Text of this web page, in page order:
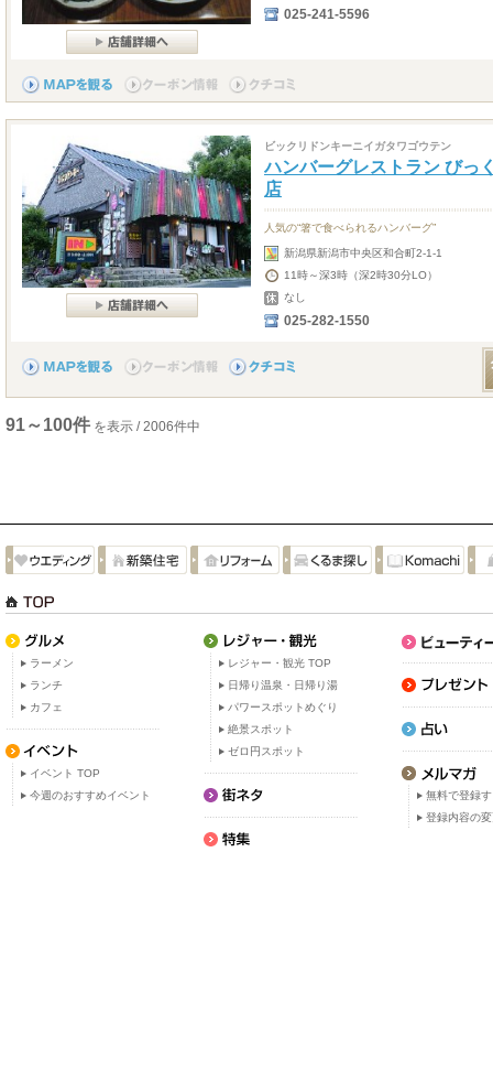
025-241-5596
ビックリドンキーニイガタワゴウテン
ハンバーグレストラン びっ
店
人気の“箸で食べられるハンバーグ”
新潟県新潟市中央区和合町2-1-1
11時～深3時（深2時30分LO）
なし
025-282-1550
91～100件 を表示 / 2006件中
ラーメン
ランチ
カフェ
イベント TOP
今週のおすすめイベント
レジャー・観光 TOP
日帰り温泉・日帰り湯
パワースポットめぐり
絶景スポット
ゼロ円スポット
無料で登録
登録内容の